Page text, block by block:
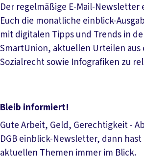
Der regelmäßige E-Mail-
Euch die monatliche einblick-
mit digitalen Tipps und Trends in
SmartUnion, aktuellen Urteilen aus
Sozialrecht sowie Infografiken zu
Bleib informiert!
Gute Arbeit, Geld, Gerechtigkeit -
DGB einblick-Newsletter, dann
aktuellen Themen immer im Blick.